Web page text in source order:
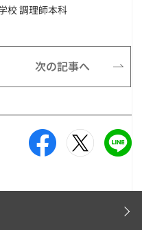
校 調理師本科
次の記事へ